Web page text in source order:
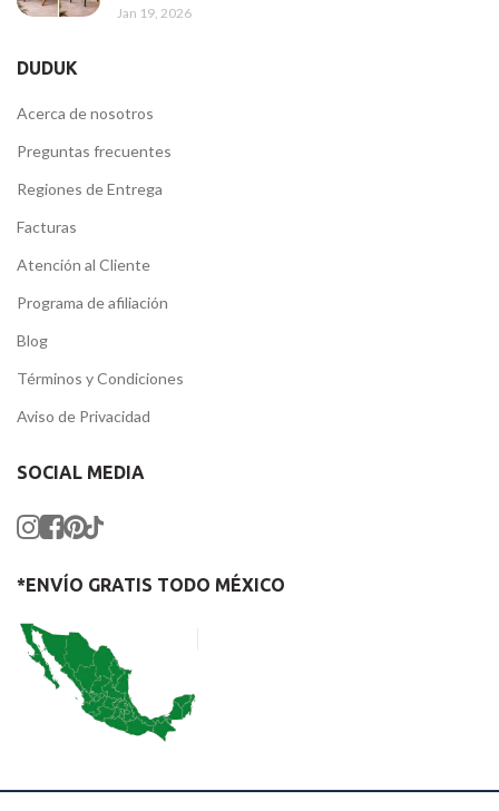
Jan 19, 2026
DUDUK
Acerca de nosotros
Preguntas frecuentes
Regiones de Entrega
Facturas
Atención al Cliente
Programa de afiliación
Blog
Términos y Condiciones
Aviso de Privacidad
SOCIAL MEDIA
*ENVÍO GRATIS TODO MÉXICO